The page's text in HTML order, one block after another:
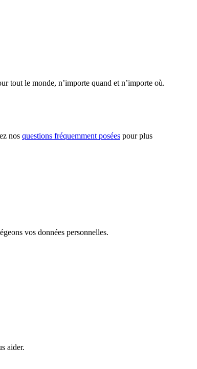
tout le monde, n’importe quand et n’importe où.
nos questions fréquemment posées pour plus
vos données personnelles.
aider.